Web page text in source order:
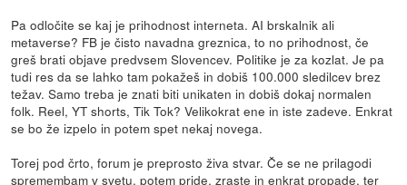
Pa odločite se kaj je prihodnost interneta. AI brskalnik ali
metaverse? FB je čisto navadna greznica, to no prihodnost, če
greš brati objave predvsem Slovencev. Politike je za kozlat. Je pa
tudi res da se lahko tam pokažeš in dobiš 100.000 sledilcev brez
težav. Samo treba je znati biti unikaten in dobiš dokaj normalen
folk. Reel, YT shorts, Tik Tok? Velikokrat ene in iste zadeve. Enkrat
se bo že izpelo in potem spet nekaj novega.
Torej pod črto, forum je preprosto živa stvar. Če se ne prilagodi
spremembam v svetu, potem pride, zraste in enkrat propade, ter